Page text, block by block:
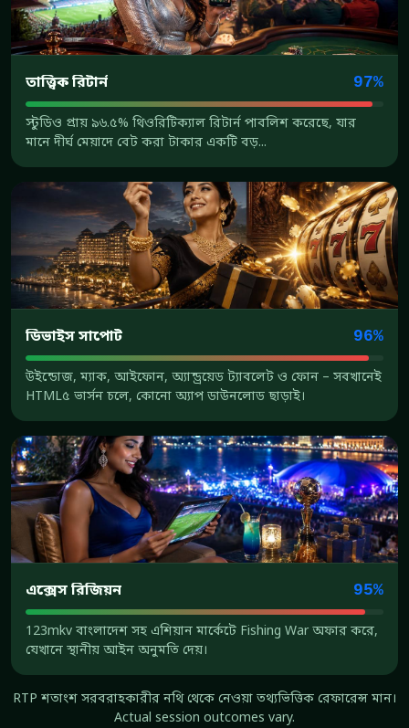
তাত্ত্বিক রিটার্ন 97%
স্টুডিও প্রায় ৯৬.৫% থিওরিটিক্যাল রিটার্ন পাবলিশ করেছে, যার
মানে দীর্ঘ মেয়াদে বেট করা টাকার একটি বড়...
ডিভাইস সাপোর্ট 96%
উইন্ডোজ, ম্যাক, আইফোন, অ্যান্ড্রয়েড ট্যাবলেট ও ফোন – সবখানেই
HTML৫ ভার্সন চলে, কোনো অ্যাপ ডাউনলোড ছাড়াই।
এক্সেস রিজিয়ন 95%
123mkv বাংলাদেশ সহ এশিয়ান মার্কেটে Fishing War অফার করে,
যেখানে স্থানীয় আইন অনুমতি দেয়।
RTP শতাংশ সরবরাহকারীর নথি থেকে নেওয়া তথ্যভিত্তিক রেফারেন্স মান।
Actual session outcomes vary.